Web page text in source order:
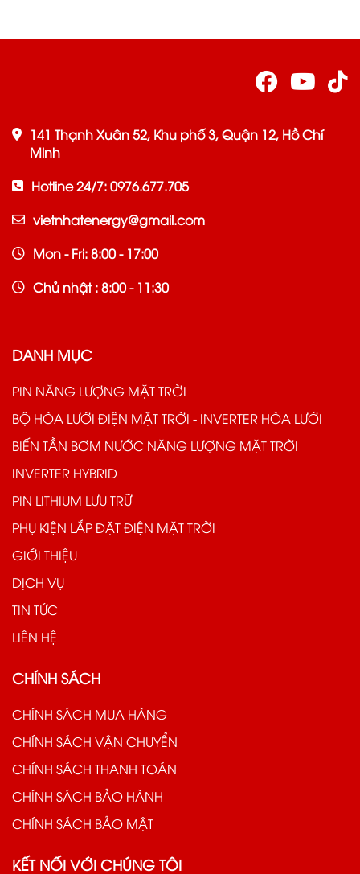
141 Thạnh Xuân 52, Khu phố 3, Quận 12, Hồ Chí
Minh
Hotline 24/7: 0976.677.705
vietnhatenergy@gmail.com
Mon - Fri: 8:00 - 17:00
Chủ nhật : 8:00 - 11:30
DANH MỤC
PIN NĂNG LƯỢNG MẶT TRỜI
BỘ HÒA LƯỚI ĐIỆN MẶT TRỜI - INVERTER HÒA LƯỚI
BIẾN TẦN BƠM NƯỚC NĂNG LƯỢNG MẶT TRỜI
INVERTER HYBRID
PIN LITHIUM LƯU TRỮ
PHỤ KIỆN LẮP ĐẶT ĐIỆN MẶT TRỜI
GIỚI THIỆU
DỊCH VỤ
TIN TỨC
LIÊN HỆ
CHÍNH SÁCH
CHÍNH SÁCH MUA HÀNG
CHÍNH SÁCH VẬN CHUYỂN
CHÍNH SÁCH THANH TOÁN
CHÍNH SÁCH BẢO HÀNH
CHÍNH SÁCH BẢO MẬT
KẾT NỐI VỚI CHÚNG TÔI